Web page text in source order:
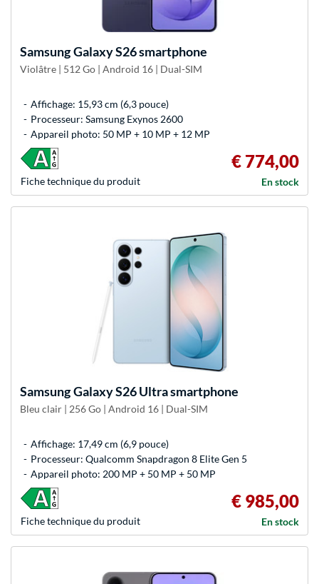
SamsungGalaxy S26 smartphone
Violâtre | 512 Go | Android 16 | Dual-SIM
Affichage: 15,93 cm (6,3 pouce)
Processeur: Samsung Exynos 2600
Appareil photo: 50 MP + 10 MP + 12 MP
Fiche technique du produit
€ 774,00
En stock
SamsungGalaxy S26 Ultra smartphone
Bleu clair | 256 Go | Android 16 | Dual-SIM
Affichage: 17,49 cm (6,9 pouce)
Processeur: Qualcomm Snapdragon 8 Elite Gen 5
Appareil photo: 200 MP + 50 MP + 50 MP
Fiche technique du produit
€ 985,00
En stock